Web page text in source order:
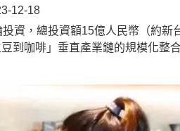
12-18
資，總投資額15億人民幣（約
咖啡」垂直產業鏈的規模化整